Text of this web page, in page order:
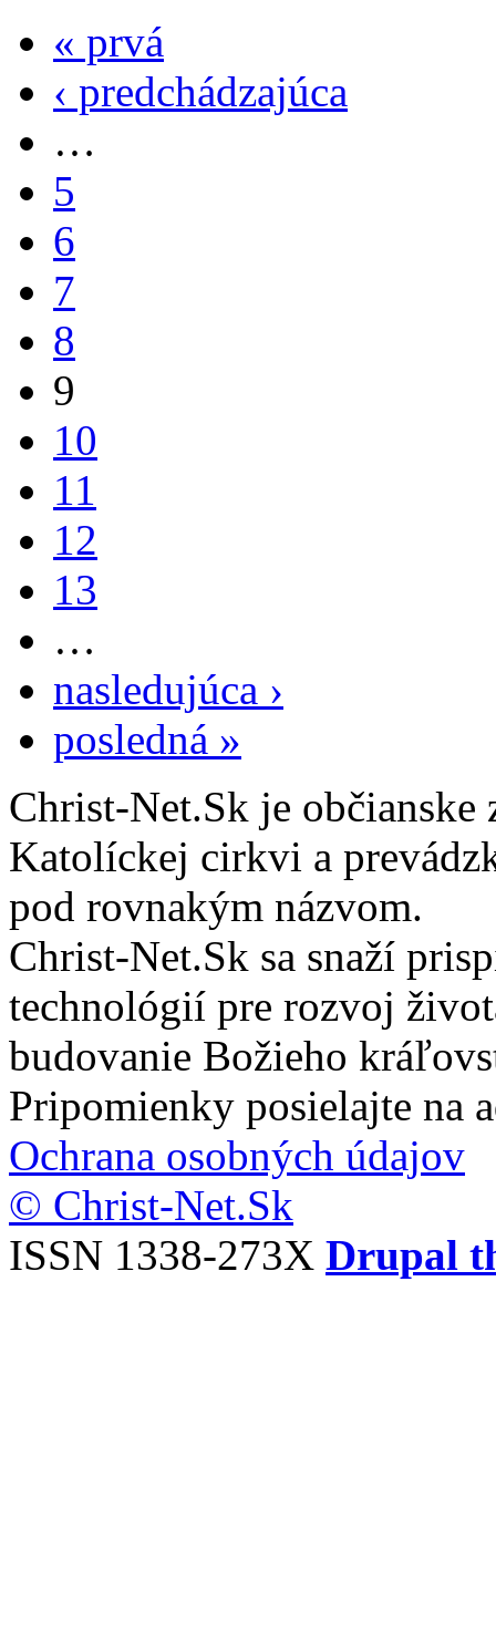
« prvá
‹ predchádzajúca
…
5
6
7
8
9
10
11
12
13
…
nasledujúca ›
posledná »
Christ-Net.Sk je
Katolíckej cirkvi a
pod rovnakým názvom.
Christ-Net.Sk sa snaží
technológií pre rozvoj
budovanie Božieho
Pripomienky posielajte na
Ochrana osobných údajov
© Christ-Net.Sk
ISSN 1338-273X Drupal